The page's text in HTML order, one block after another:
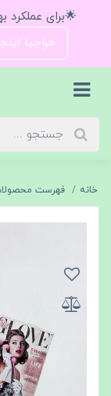
🌟برای عملکرد
حراجیا
خانه فهرست